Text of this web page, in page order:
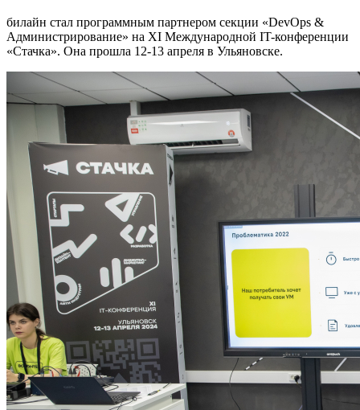
билайн стал программным партнером секции «DevOps &
Администрирование» на XI Международной IT-конференции
«Стачка». Она прошла 12-13 апреля в Ульяновске.